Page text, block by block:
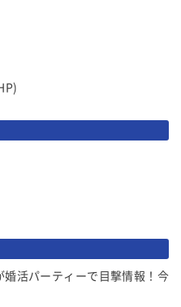
婚活パーティーで目撃情報！今